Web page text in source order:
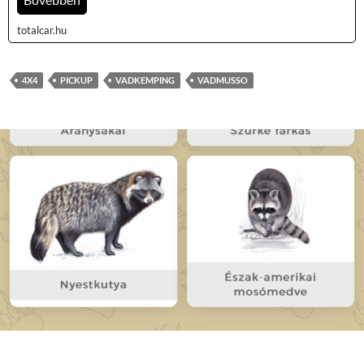
totalcar.hu
4X4 PICKUP VADKEMPING VADMUSSO